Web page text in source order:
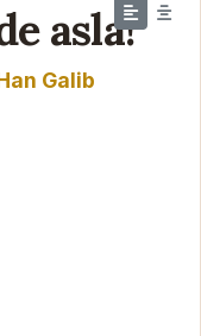
asla!
Galib